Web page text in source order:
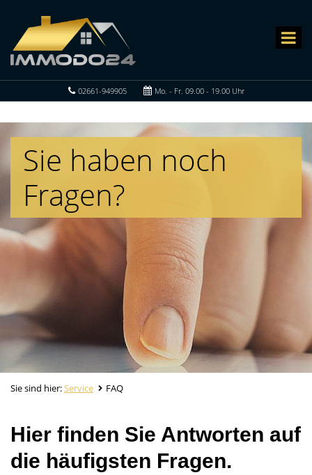
02661-949905 Mo. - Fr. 09.00 - 19.00 Uhr
Sie haben noch
Fragen?
Sie sind hier:Service FAQ
Hier finden Sie Antworten auf
die häufigsten Fragen.